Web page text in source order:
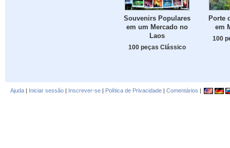
Souvenirs Populares
em um Mercado no
Laos
100 peças Clássico
Porte
em
100
Ajuda | Iniciar sessão | Inscrever-se | Política de Privacidade | Comentários |